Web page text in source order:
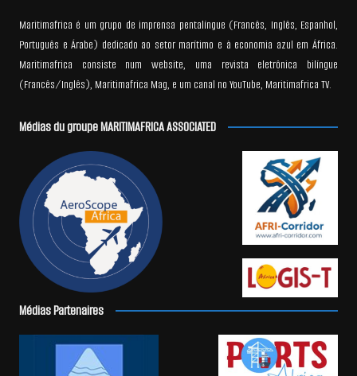
Maritimafrica é um grupo de imprensa pentalíngue (Francês, Inglês, Espanhol,
Português e Árabe) dedicado ao setor marítimo e à economia azul em África.
Maritimafrica consiste num website, uma revista eletrônica bilíngue
(Francês/Inglês), Maritimafrica Mag, e um canal no YouTube, Maritimafrica TV.
Médias du groupe MARITIMAFRICA ASSOCIATED
Médias Partenaires